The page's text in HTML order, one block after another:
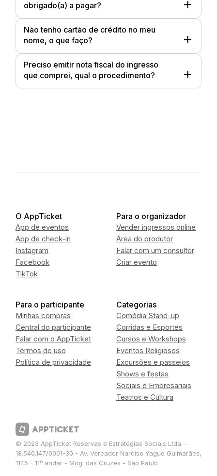
obrigado(a) a pagar?
Não tenho cartão de crédito no meu
nome, o que faço?
Preciso emitir nota fiscal do ingresso
que comprei, qual o procedimento?
O AppTicket
App de eventos
App de check-in
Instagram
Facebook
TikTok
Para o organizador
Vender ingressos online
Área do produtor
Falar com um consultor
Criar evento
Para o participante
Minhas compras
Central do participante
Falar com o AppTicket
Termos de uso
Política de privacidade
Categorias
Comédia Stand-up
Corridas e Esportes
Cursos e Workshops
Eventos Religiosos
Excursões e passeios
Shows e festas
Sociais e Empresariais
Teatros e Cultura
© 2023 AppTicket Reservas e Estratégias Sociais Ltda. -
18.540.147/0001-30 - Av. Vereador Narciso Yague Guimarães,
1145 - 11º andar - Mogi das Cruzes - São Paulo